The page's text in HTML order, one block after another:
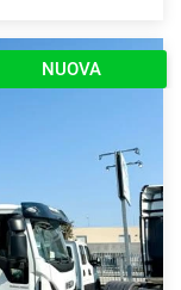
NUOVA